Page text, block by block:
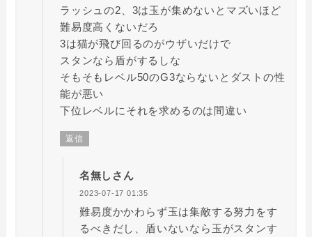
ラッシュの2、3は玉が集めないとマズいほど
難易度高くないだろ
3は猫が飛び回るのがウザいだけで
スタンなら盾がするしな
そもそもレベル50のG3ならないとダストの性
能が悪い
下位レベルにそれを求めるのは間違い
返信
名無しさん
2023-07-17 01:35
難易度かかわらず玉は集敵する努力をす
るべきだし、盾いないなら玉がスタンす